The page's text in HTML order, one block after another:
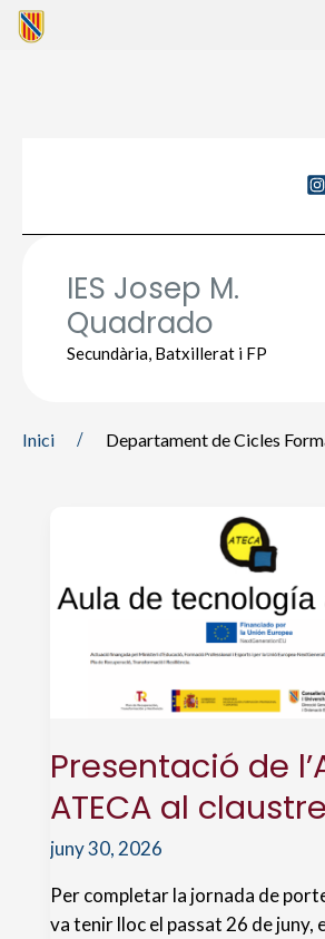
Vés
IES Josep M.
Quadrado
Secundària, Batxillerat i FP
Inici Departament de Cicles
Presentació de
ATECA al claustre
juny 30, 2026
Per completar la jornada de
va tenir lloc el passat 26 de juny,